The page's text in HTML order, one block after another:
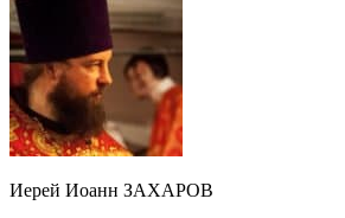
Иерей Иоанн ЗАХАРОВ